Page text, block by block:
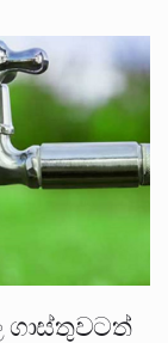
ගාස්තුවටත්